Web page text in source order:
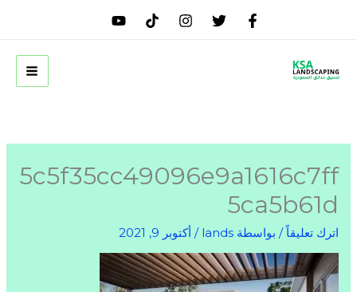
5c5f35cc49096e9a1616c7ff
5ca5b61d
اترك تعليقاً / بواسطة lands
/أكتوبر 9, 2021